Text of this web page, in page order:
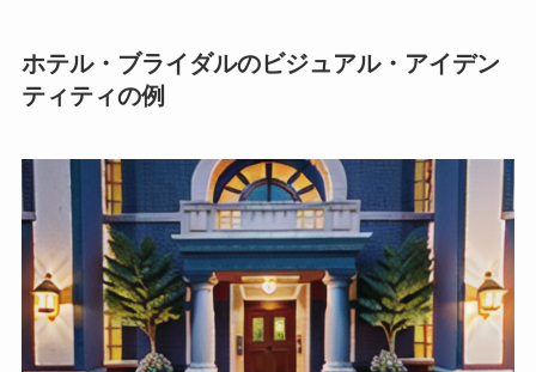
ホテル・ブライダルのビジュアル・アイデン
ティティの例